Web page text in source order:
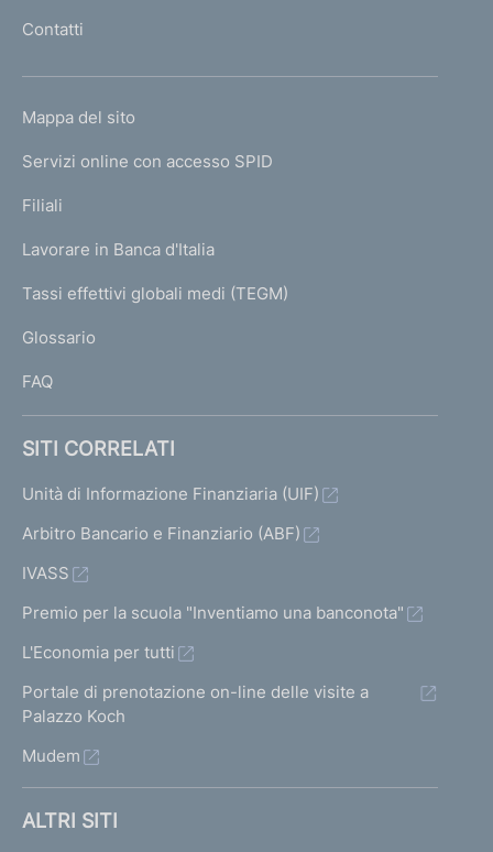
'
m
e
a
g
Contatti
L
N
K
T
I
I
Mappa del sito
Servizi online con accesso SPID
Filiali
Lavorare in Banca d'Italia
Tassi effettivi globali medi (TEGM)
Glossario
FAQ
SITI CORRELATI
Unità di Informazione Finanziaria (UIF)
Arbitro Bancario e Finanziario (ABF)
IVASS
Premio per la scuola "Inventiamo una banconota"
L'Economia per tutti
Portale di prenotazione on-line delle visite a
Palazzo Koch
Mudem
ALTRI SITI